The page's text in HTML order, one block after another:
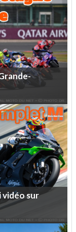
vidéosur